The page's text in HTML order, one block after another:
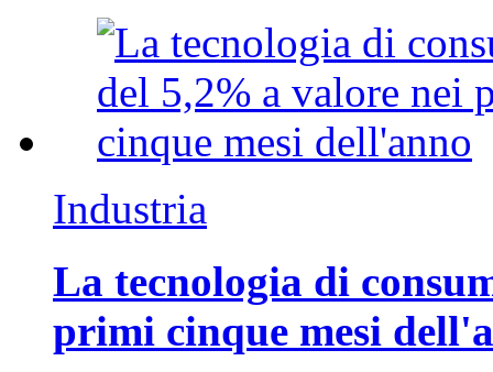
Industria
La tecnologia di
primi cinque mesi